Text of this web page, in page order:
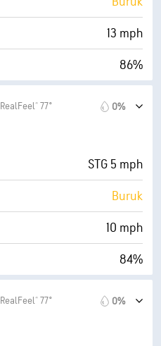
30000 ft
13 mph
86%
99%
10 mi
30000 ft
RealFeel® 77° 0%
STG 5 mph
Buruk
10 mph
84%
RealFeel® 77° 0%